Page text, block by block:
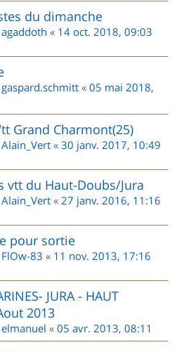
du dimanche
agaddoth « 14 oct. 2018, 09:03
gaspard.schmitt « 05 mai 2018,
Grand Charmont(25)
Alain_Vert « 30 janv. 2017, 10:49
vtt du Haut-Doubs/Jura
Alain_Vert « 27 janv. 2016, 11:16
pour sortie
FlOw-83 « 11 nov. 2013, 17:16
JURA - HAUT
2013
elmanuel « 05 avr. 2013, 08:11